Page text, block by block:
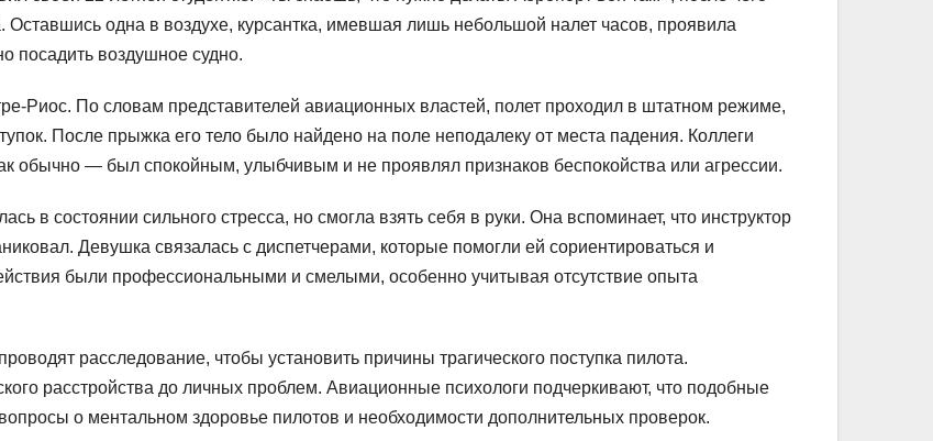
одна в воздухе, курсантка, имевшая лишь небольшой налет часов, проявила
посадить воздушное судно.
Риос. По словам представителей авиационных властей, полет проходил в штатном режиме,
После прыжка его тело было найдено на поле неподалеку от места падения. Коллеги
обычно — был спокойным, улыбчивым и не проявлял признаков беспокойства или агрессии.
в состоянии сильного стресса, но смогла взять себя в руки. Она вспоминает, что инструктор
Девушка связалась с диспетчерами, которые помогли ей сориентироваться и
были профессиональными и смелыми, особенно учитывая отсутствие опыта
расследование, чтобы установить причины трагического поступка пилота.
расстройства до личных проблем. Авиационные психологи подчеркивают, что подобные
о ментальном здоровье пилотов и необходимости дополнительных проверок.